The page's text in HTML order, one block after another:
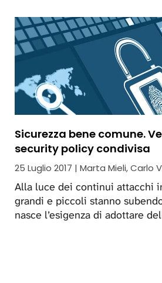
Sicurezza bene comune.
security policy condivisa
25 Luglio 2017 | Marta Mieli, Carlo
Alla luce dei continui attacchi
grandi e piccoli stanno
nasce l’esigenza di adottare